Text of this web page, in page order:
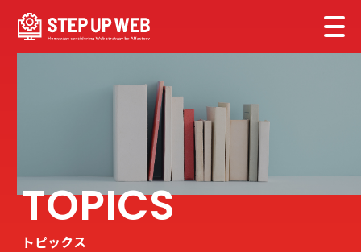
トピックス